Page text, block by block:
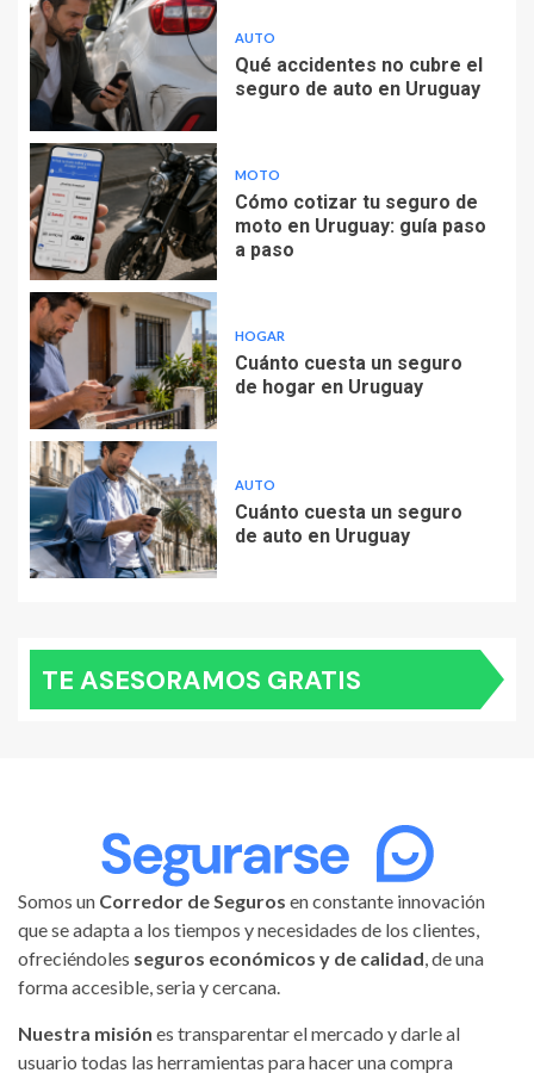
AUTO
Qué accidentes no cubre el
seguro de auto en Uruguay
MOTO
Cómo cotizar tu seguro de
moto en Uruguay: guía paso
a paso
HOGAR
Cuánto cuesta un seguro
de hogar en Uruguay
AUTO
Cuánto cuesta un seguro
de auto en Uruguay
TE ASESORAMOS GRATIS
Somos un Corredor de Seguros en constante innovación
que se adapta a los tiempos y necesidades de los clientes,
ofreciéndoles seguros económicos y de calidad , de una
forma accesible, seria y cercana.
Nuestra misión es transparentar el mercado y darle al
usuario todas las herramientas para hacer una compra